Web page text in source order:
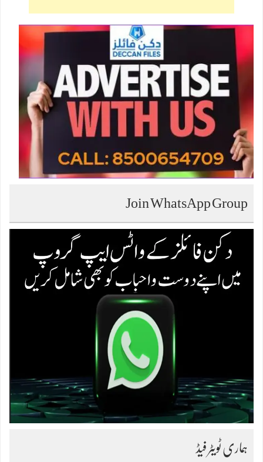
Join WhatsApp Group
ہماری ٹویٹر فیڈ